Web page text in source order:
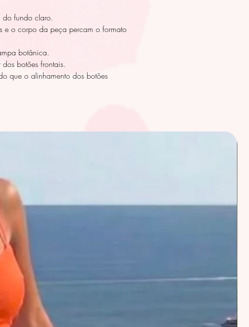
do fundo claro.
e o corpo da peça percam o formato
botânica.
botões frontais.
que o alinhamento dos botões